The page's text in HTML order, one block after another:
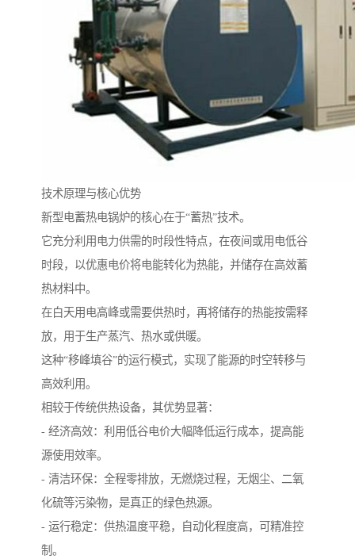
技术原理与核心优势
新型电蓄热电锅炉的核心在于“蓄热”技术。
它充分利用电力供需的时段性特点，在夜间或用电低谷
时段，以优惠电价将电能转化为热能，并储存在高效蓄
热材料中。
在白天用电高峰或需要供热时，再将储存的热能按需释
放，用于生产蒸汽、热水或供暖。
这种“移峰填谷”的运行模式，实现了能源的时空转移与
高效利用。
相较于传统供热设备，其优势显著：
- 经济高效：利用低谷电价大幅降低运行成本，提高能
源使用效率。
- 清洁环保：全程零排放，无燃烧过程，无烟尘、二氧
化硫等污染物，是真正的绿色热源。
- 运行稳定：供热温度平稳，自动化程度高，可精准控
制。